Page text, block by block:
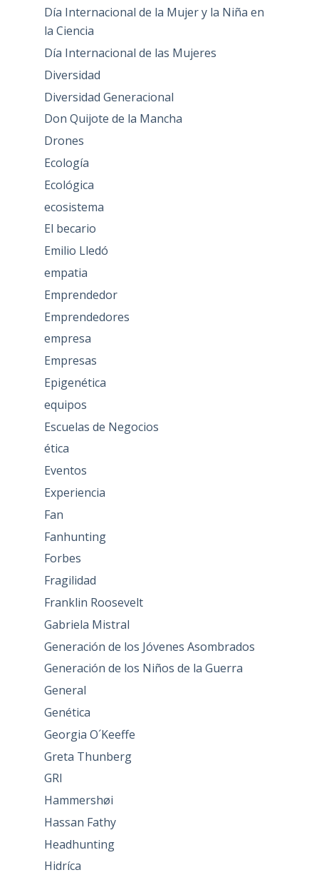
Día Internacional de la Mujer y la Niña en
la Ciencia
Día Internacional de las Mujeres
Diversidad
Diversidad Generacional
Don Quijote de la Mancha
Drones
Ecología
Ecológica
ecosistema
El becario
Emilio Lledó
empatia
Emprendedor
Emprendedores
empresa
Empresas
Epigenética
equipos
Escuelas de Negocios
ética
Eventos
Experiencia
Fan
Fanhunting
Forbes
Fragilidad
Franklin Roosevelt
Gabriela Mistral
Generación de los Jóvenes Asombrados
Generación de los Niños de la Guerra
General
Genética
Georgia O´Keeffe
Greta Thunberg
GRI
Hammershøi
Hassan Fathy
Headhunting
Hidríca